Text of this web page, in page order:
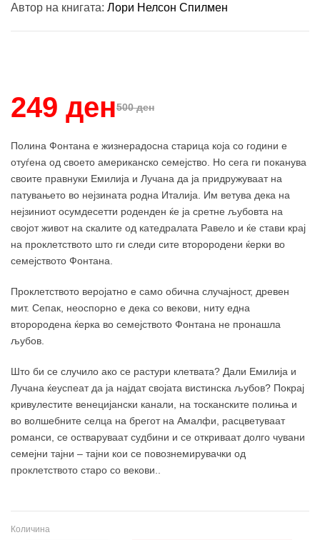
Автор на книгата: Лори Нелсон Спилмен
500 ден
249 ден
Полина Фонтана е жизнерадосна старица која со години е
отуѓена од своето американско семејство. Но сега ги поканува
своите правнуки Емилија и Лучана да ја придружуваат на
патувањето во нејзината родна Италија. Им ветува дека на
нејзиниот осумдесетти роденден ќе ја сретне љубовта на
својот живот на скалите од катедралата Равело и ќе стави крај
на проклетството што ги следи сите второродени ќерки во
семејството Фонтана.
Проклетството веројатно е само обична случајност, древен
мит. Сепак, неоспорно е дека со векови, ниту една
второродена ќерка во семејството Фонтана не пронашла
љубов.
Што би се случило ако се растури клетвата? Дали Емилија и
Лучана ќеуспеат да ја најдат својата вистинска љубов? Покрај
кривулестите венецијански канали, на тосканските полиња и
во волшебните селца на брегот на Амалфи, расцветуваат
романси, се остваруваат судбини и се откриваат долго чувани
семејни тајни – тајни кои се повознемирувачки од
проклетството старо со векови..
Количина